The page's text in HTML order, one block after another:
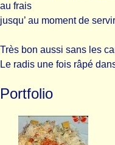
au frais
jusqu’ au moment de
Très bon aussi sans les
Le radis une fois râpé
Portfolio